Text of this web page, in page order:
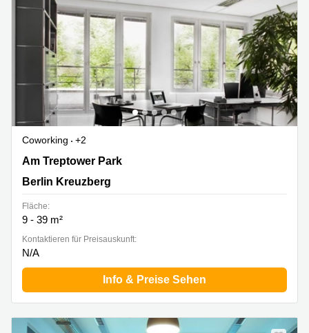
Coworking
+2
Am Treptower Park 75, Berlin Kreuzberg
Am Treptower Park
Berlin Kreuzberg
Fläche:
9 - 39 m²
Kontaktieren für Preisauskunft:
N/A
Info & Preise Sehen